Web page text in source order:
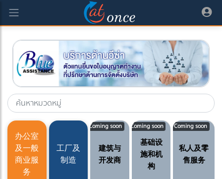
办公室
及一般
商业服
务
工厂及
制造
Coming soon
建筑与
开发商
Coming soon
基础设
施和机
构
Coming soon
私人及零
售服务